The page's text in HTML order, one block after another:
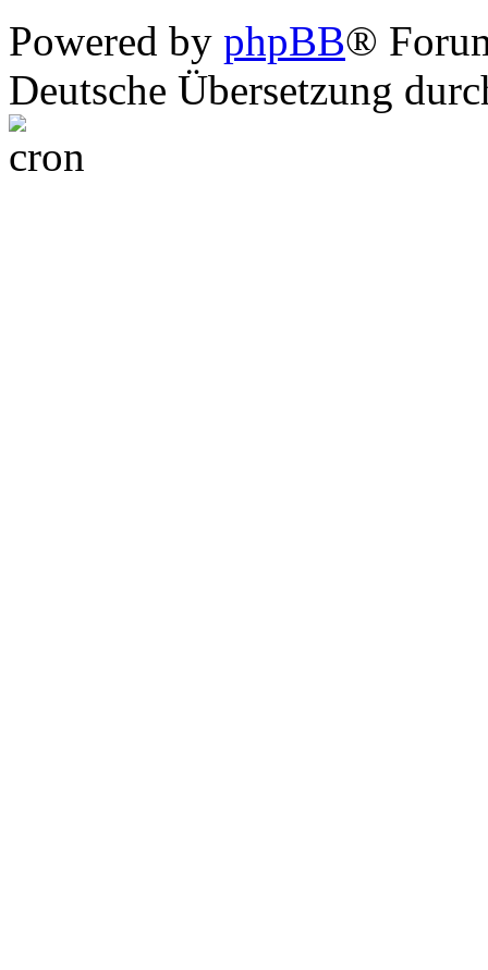
Powered by phpBB®
Deutsche Übersetzung